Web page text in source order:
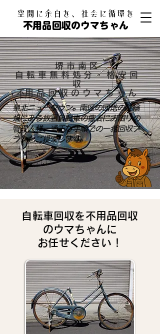
​空間に余白を、社会に循環を
不用品回収のウマちゃん
堺市南区
自転車無料処分・格安回
収
​不用品回収のウマちゃん
泉北ニュータウン。南区の団地の駐輪
場にある放置自転車の撤去にお困りの
管理人様。適正な手順での一括回収プ
ランをご提案します。
自転車回収を不用品回収
のウマちゃんに
お任せください！